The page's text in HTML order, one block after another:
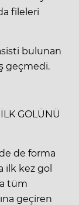
fileleri
bulunan
geçmedi.
GOLÜNÜ
de forma
ilk kez gol
tüm
geçiren